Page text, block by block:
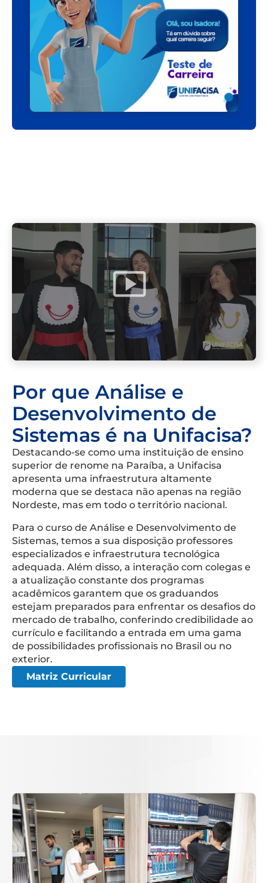
Por que Análise e
Desenvolvimento de
Sistemas é na Unifacisa?
Destacando-se como uma instituição de ensino
superior de renome na Paraíba, a Unifacisa
apresenta uma infraestrutura altamente
moderna que se destaca não apenas na região
Nordeste, mas em todo o território nacional.
Para o curso de Análise e Desenvolvimento de
Sistemas, temos a sua disposição professores
especializados e infraestrutura tecnológica
adequada. Além disso, a interação com colegas e
a atualização constante dos programas
acadêmicos garantem que os graduandos
estejam preparados para enfrentar os desafios do
mercado de trabalho, conferindo credibilidade ao
currículo e facilitando a entrada em uma gama
de possibilidades profissionais no Brasil ou no
exterior.
Matriz Curricular